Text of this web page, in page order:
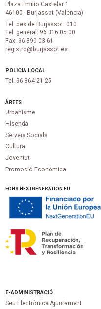
Plaza Emilio Castelar 1
46100 · Burjassot (València)
Tel. des de Burjassot: 010
Tel. general: 96 316 05 00
Fax. 96 390 03 61
registro@burjassot.es
POLICIA LOCAL
Tel. 96 364 21 25
ÀREES
Urbanisme
Hisenda
Serveis Socials
Cultura
Joventut
Promoció Econòmica
FONS NEXTGENERATION EU
E-ADMINISTRACIÓ
Seu Electrònica Ajuntament